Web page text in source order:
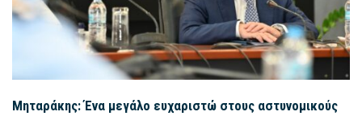
Μηταράκης: Ένα μεγάλο ευχαριστώ στους αστυνομικούς